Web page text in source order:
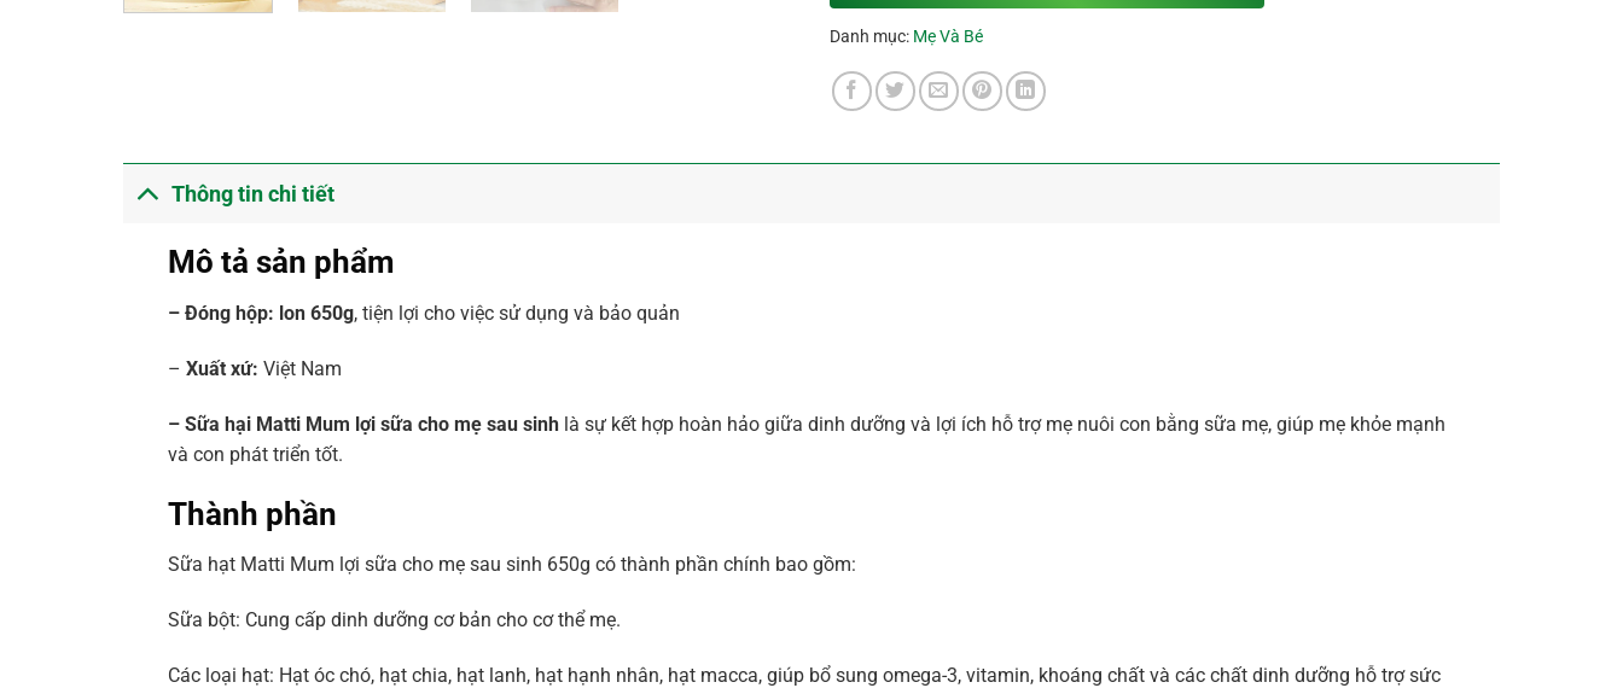
Danh mục: Mẹ Và Bé
Thông tin chi tiết
Mô tả sản phẩm
– Đóng hộp: lon 650g, tiện lợi cho việc sử dụng và bảo quản
– Xuất xứ: Việt Nam
– Sữa hại Matti Mum lợi sữa cho mẹ sau sinh là sự kết hợp hoàn hảo giữa dinh dưỡng và lợi ích hỗ trợ mẹ nuôi con bằng sữa mẹ, giúp mẹ khỏe mạnh
và con phát triển tốt.
Thành phần
Sữa hạt Matti Mum lợi sữa cho mẹ sau sinh 650g có thành phần chính bao gồm:
Sữa bột: Cung cấp dinh dưỡng cơ bản cho cơ thể mẹ.
Các loại hạt: Hạt óc chó, hạt chia, hạt lanh, hạt hạnh nhân, hạt macca, giúp bổ sung omega-3, vitamin, khoáng chất và các chất dinh dưỡng hỗ trợ sức